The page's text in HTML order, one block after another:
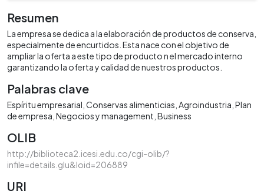
Resumen
La empresa se dedica a la elaboración de productos de conserva,
especialmente de encurtidos. Esta nace con el objetivo de
ampliar la oferta a este tipo de producto n el mercado interno
garantizando la oferta y calidad de nuestros productos.
Palabras clave
Espíritu empresarial Conservas alimenticias Agroindustria Plan
de empresa Negocios y management Business
OLIB
http://biblioteca2.icesi.edu.co/cgi-olib/?
infile=details.glu&loid=206889
URI